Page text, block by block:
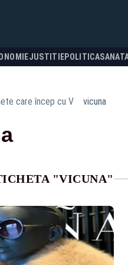
JUSTITIEPOLITICA
care încep cu V vicuna
"VICUNA"